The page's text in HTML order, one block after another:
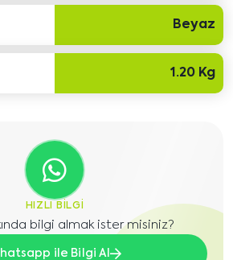
Beyaz
1.20 Kg
HIZLI BILGI
bilgi almak ister misiniz?
ile Bilgi Al